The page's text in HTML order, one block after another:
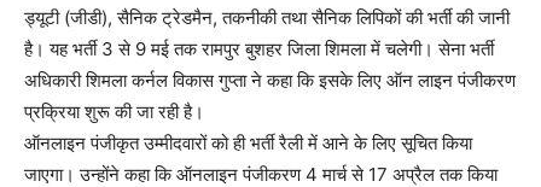
ड्यूटी (जीडी), सैनिक ट्रेडमैन, तकनीकी तथा सैनिक लिपिकों की भर्ती की जानी
है। यह भर्ती 3 से 9 मई तक रामपुर बुशहर जिला शिमला में चलेगी। सेना भर्ती
अधिकारी शिमला कर्नल विकास गुप्ता ने कहा कि इसके लिए ऑन लाइन पंजीकरण
प्रक्रिया शुरू की जा रही है।
ऑनलाइन पंजीकृत उम्मीदवारों को ही भर्ती रैली में आने के लिए सूचित किया
जाएगा। उन्होंने कहा कि ऑनलाइन पंजीकरण 4 मार्च से 17 अप्रैल तक किया